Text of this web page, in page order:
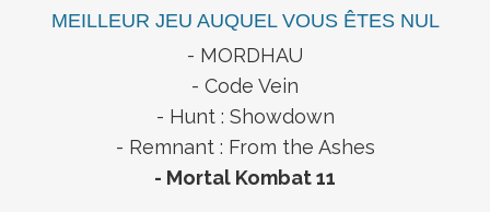
MEILLEUR JEU AUQUEL VOUS ÊTES NUL
- MORDHAU
- Code Vein
- Hunt : Showdown
- Remnant : From the Ashes
- Mortal Kombat 11